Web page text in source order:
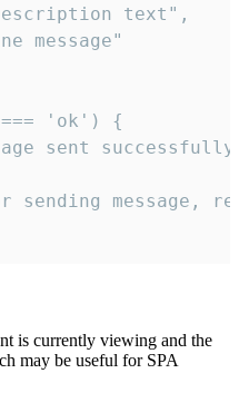
text",
message"
'ok') {
sent
sending message,
is currently viewing and the
may be useful for SPA